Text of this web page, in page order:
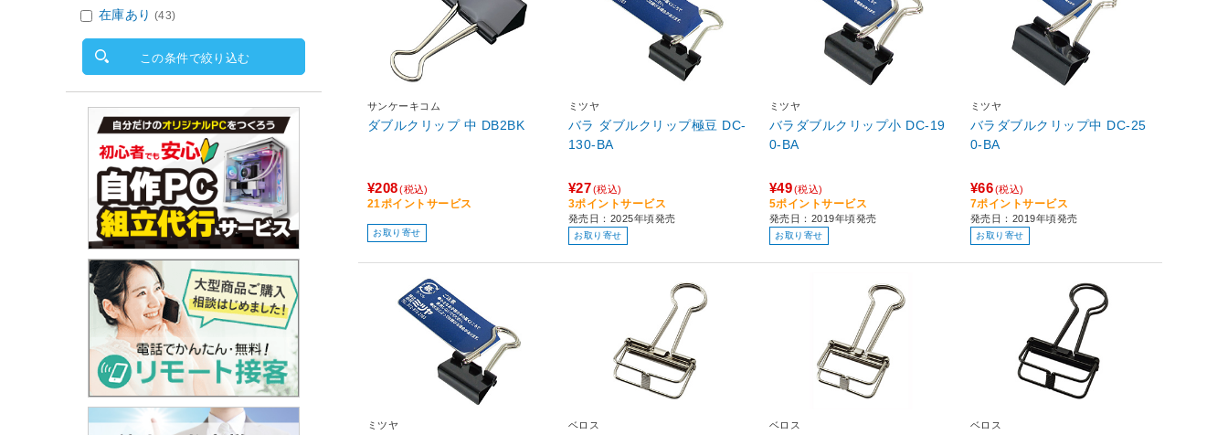
サンケーキコム
ダブルクリップ 中 DB2BK
¥208 (税込)
21ポイントサービス
お取り寄せ
ミツヤ
バラ ダブルクリップ極豆 DC-
130-BA
¥27(税込)
3ポイントサービス
発売日：2025年頃発売
お取り寄せ
ミツヤ
バラダブルクリップ小 DC-19
0-BA
¥49(税込)
5ポイントサービス
発売日：2019年頃発売
お取り寄せ
ミツヤ
バラダブルクリップ中 DC-25
0-BA
¥66(税込)
7ポイントサービス
発売日：2019年頃発売
お取り寄せ
ミツヤ ベロス ベロス ベロス
在庫あり (43)
この条件で絞り込む